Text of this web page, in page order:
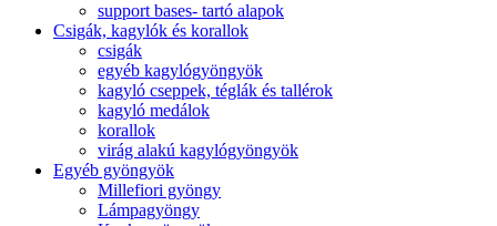
support bases- tartó alapok
Csigák, kagylók és korallok
csigák
egyéb kagylógyöngyök
kagyló cseppek, téglák és tallérok
kagyló medálok
korallok
virág alakú kagylógyöngyök
Egyéb gyöngyök
Millefiori gyöngy
Lámpagyöngy